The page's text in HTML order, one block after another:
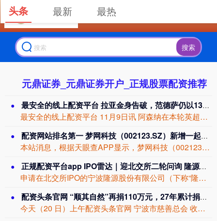
搜索
元鼎证券_元鼎证券开户_正规股票配资推荐
最安全的线上配资平台 拉亚金身告破，范德萨仍以1311分钟保持最长英超不失球纪录
最安全的线上配资平台 11月9日讯 阿森纳在本轮英超客场挑战升班马桑德兰，枪手青...
配资网站排名第一 梦网科技（002123.SZ）新增一起对外投资，被投资公司为天津渤钢三十号企业管理合伙企业（有限合伙）
本站消息，根据天眼查APP显示，梦网科技（002123.SZ）新增一起对外投资事...
正规配资平台app IPO雷达｜迎北交所二轮问询 隆源股份遭直击三大痛点：业绩逆势增长持续性、毛利率三连降、产能扩张能否消化
申请在北交所IPO的宁波隆源股份有限公司（下称“隆源股份”）近日收到第二轮审核问...
配资头条官网 “顺其自然”再捐110万元，27年累计捐款1796万
今天（20 日）上午配资头条官网 宁波市慈善总会 收到"顺其自然"的 110 万...
头条 最新 最热